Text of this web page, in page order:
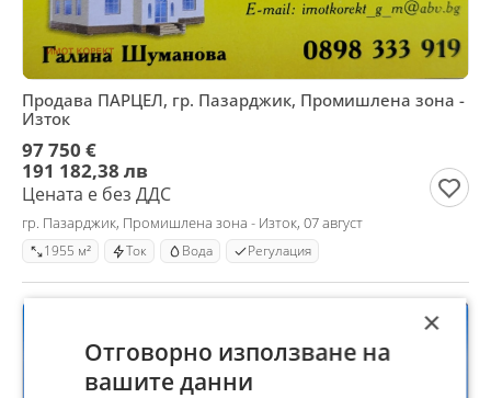
Продава ПАРЦЕЛ, гр. Пазарджик, Промишлена зона -
Изток
97 750 €
191 182,38 лв
Цената е без ДДС
гр. Пазарджик, Промишлена зона - Изток, 07 август
1955 м² Ток Вода Регулация
×
Отговорно използване на
вашите данни